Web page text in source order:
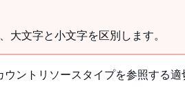
大文字と小文字を区別します。
ントリソースタイプを参照する適